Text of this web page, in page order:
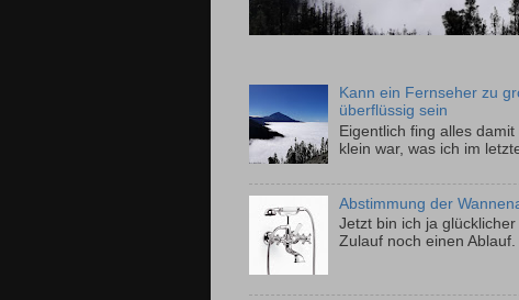
Kann ein Fernseher zu
überflüssig sein
Eigentlich fing alles
klein war, was ich im
Abstimmung der
Jetzt bin ich ja
Zulauf noch einen